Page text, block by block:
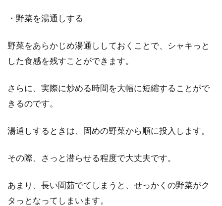
・野菜を湯通しする
野菜をあらかじめ湯通ししておくことで、シャキっと
した食感を残すことができます。
さらに、実際に炒める時間を大幅に短縮することがで
きるのです。
湯通しするときは、固めの野菜から順に投入します。
その際、さっと潜らせる程度で大丈夫です。
あまり、長い間茹でてしまうと、せっかくの野菜がク
タっとなってしまいます。